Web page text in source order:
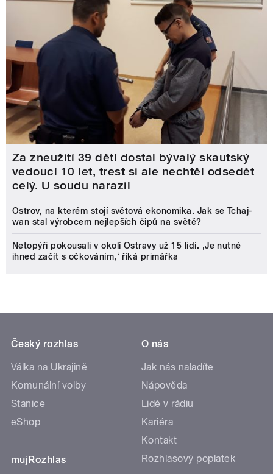
Za zneužití 39 dětí dostal bývalý skautský
vedoucí 10 let, trest si ale nechtěl odsedět
celý. U soudu narazil
Ostrov, na kterém stojí světová ekonomika. Jak se Tchaj-
wan stal výrobcem nejlepších čipů na světě?
Netopýři pokousali v okolí Ostravy už 15 lidí. ‚Je nutné
ihned začít s očkováním,‘ říká primářka
Český rozhlas
Válka na Ukrajině
Komunální volby
Stanice
eShop
mujRozhlas
O nás
Jak nás naladíte
Nápověda
Lidé v rádiu
Kariéra
Kontakt
Rozhlasový poplatek